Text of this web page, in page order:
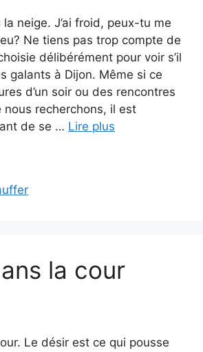
neige. J’ai froid, peux-tu me
Ne tiens pas trop compte de
délibérément pour voir s’il
galants à Dijon. Même si ce
d’un soir ou des rencontres
nous recherchons, il est
de se … Lire plus
la cour
Le désir est ce qui pousse